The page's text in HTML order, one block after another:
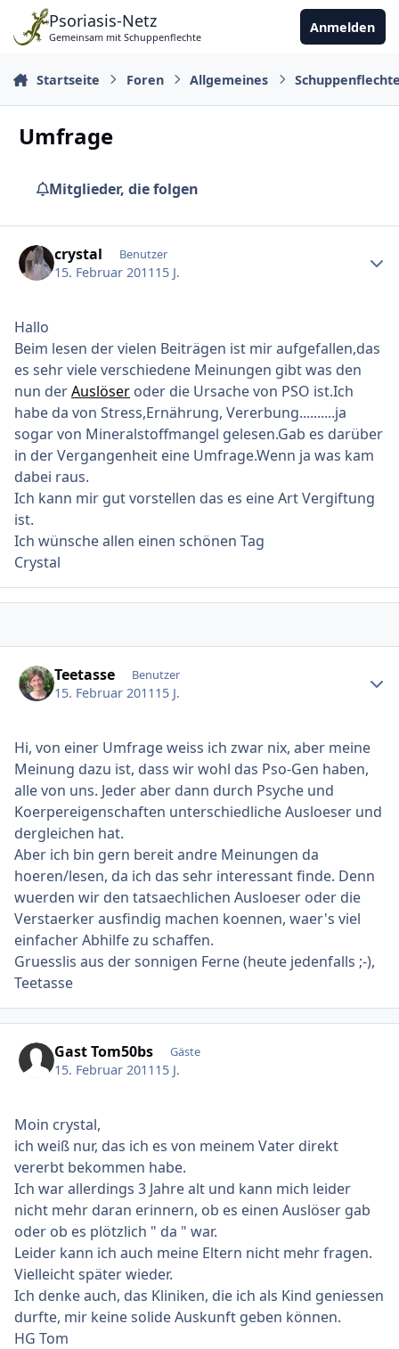
Zu Inhalt springen
Psoriasis-Netz
Gemeinsam mit Schuppenflechte
Anmelden
Startseite Foren Allgemeines
Umfrage
Mitglieder, die folgen
crystal Benutzer
15. Februar 2011 15 J.
Hallo
Beim lesen der vielen Beiträgen ist mir aufgefallen,das
es sehr viele verschiedene Meinungen gibt was den
nun derAuslöser oder die Ursache von PSO ist.Ich
habe da von Stress,Ernährung, Vererbung..........ja
sogar von Mineralstoffmangel gelesen.Gab es darüber
in der Vergangenheit eine Umfrage.Wenn ja was kam
dabei raus.
Ich kann mir gut vorstellen das es eine Art Vergiftung
ist.
Ich wünsche allen einen schönen Tag
Crystal
Teetasse Benutzer
15. Februar 2011 15 J.
Hi, von einer Umfrage weiss ich zwar nix, aber meine
Meinung dazu ist, dass wir wohl das Pso-Gen haben,
alle von uns. Jeder aber dann durch Psyche und
Koerpereigenschaften unterschiedliche Ausloeser und
dergleichen hat.
Aber ich bin gern bereit andre Meinungen da
hoeren/lesen, da ich das sehr interessant finde. Denn
wuerden wir den tatsaechlichen Ausloeser oder die
Verstaerker ausfindig machen koennen, waer's viel
einfacher Abhilfe zu schaffen.
Gruesslis aus der sonnigen Ferne (heute jedenfalls ;-),
Teetasse
Gast Tom50bs Gäste
15. Februar 2011 15 J.
Moin crystal,
ich weiß nur, das ich es von meinem Vater direkt
vererbt bekommen habe.
Ich war allerdings 3 Jahre alt und kann mich leider
nicht mehr daran erinnern, ob es einen Auslöser gab
oder ob es plötzlich " da " war.
Leider kann ich auch meine Eltern nicht mehr fragen.
Vielleicht später wieder.
Ich denke auch, das Kliniken, die ich als Kind geniessen
durfte, mir keine solide Auskunft geben können.
HG Tom